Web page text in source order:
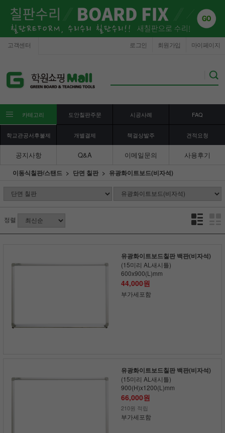
고객센터 마이페이지
회원가입
로그인
카테고리 도안칠판주문 시공사례 FAQ
학교관공서후불제 개별결제 책걸상발주 견적요청
공지사항 Q&A 이메일문의 사용후기
이동식칠판/스탠드 단면 칠판 유광화이트보드(비자석)
정렬
유광화이트보드칠판 백판(비자석)
(15미리 AL새시틀)
600x900(L)mm
44,000원
부가세포함
유광화이트보드칠판 백판(비자석)
(15미리 AL새시틀)
900(H)x1200(L)mm
66,000원
210원 적립
부가세포함